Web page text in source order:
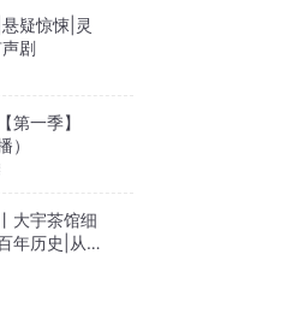
疑惊悚|灵
剧
第一季】
）
大宇茶馆细
年历史|从努
代皇帝溥仪|